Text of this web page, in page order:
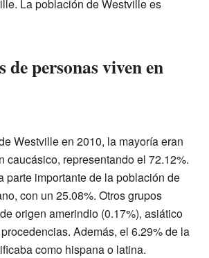
La población de Westville es
de personas viven en
Westville en 2010, la mayoría eran
caucásico, representando el 72.12%.
parte importante de la población de
con un 25.08%. Otros grupos
origen amerindio (0.17%), asiático
Además, el 6.29% de la
como hispana o latina.